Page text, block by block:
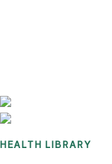
HEALTH LIBRARY